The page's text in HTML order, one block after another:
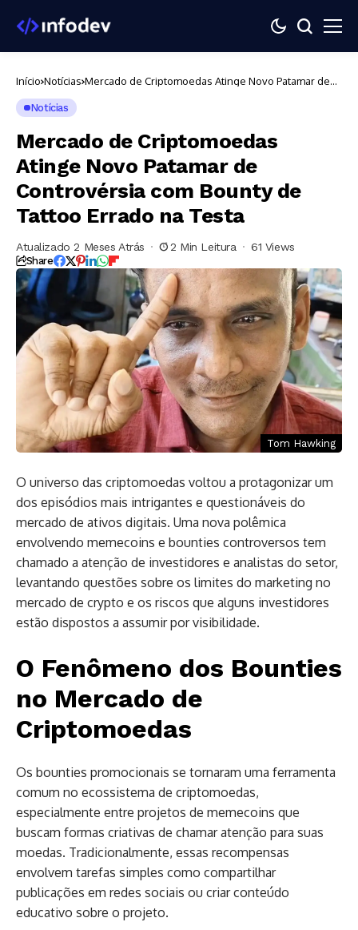
Início Notícias Mercado de Criptomoedas Atinge Novo Patamar de
Notícias
Mercado de Criptomoedas
Atinge Novo Patamar de
Controvérsia com Bounty de
Tattoo Errado na Testa
Atualizado 2 Meses Atrás 2 Min Leitura 61 Views
Share
Tom Hawking
O universo das criptomoedas voltou a protagonizar um
dos episódios mais intrigantes e questionáveis do
mercado de ativos digitais. Uma nova polêmica
envolvendo memecoins e bounties controversos tem
chamado a atenção de investidores e analistas do setor,
levantando questões sobre os limites do marketing no
mercado de crypto e os riscos que alguns investidores
estão dispostos a assumir por visibilidade.
O Fenômeno dos Bounties
no Mercado de
Criptomoedas
Os bounties promocionais se tornaram uma ferramenta
comum no ecossistema de criptomoedas,
especialmente entre projetos de memecoins que
buscam formas criativas de chamar atenção para suas
moedas. Tradicionalmente, essas recompensas
envolvem tarefas simples como compartilhar
publicações em redes sociais ou criar conteúdo
educativo sobre o projeto.